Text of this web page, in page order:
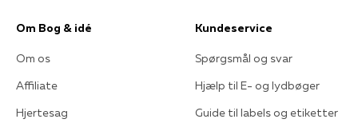
Om Bog & idé
Om os
Affiliate
Hjertesag
Kundeservice
Spørgsmål og svar
Hjælp til E- og lydbøger
Guide til labels og etiketter